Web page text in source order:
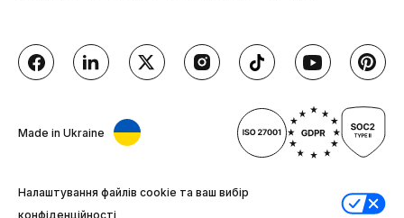
Made in Ukraine
Налаштування файлів cookie та ваш вибір
конфіденційності